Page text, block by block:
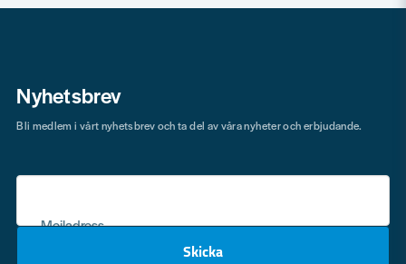
Nyhetsbrev
Mejladress
Skicka
Bli medlem i vårt nyhetsbrev och ta del av våra nyheter och erbjudande.